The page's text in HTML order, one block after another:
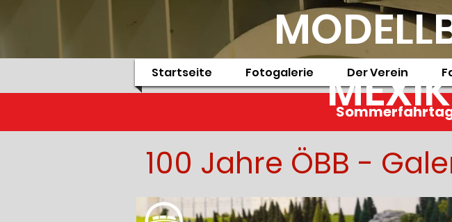
Startseite Fotogalerie Der Verein
100 Jahre ÖBB -